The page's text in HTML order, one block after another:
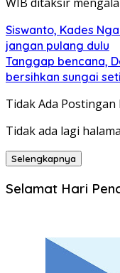
Siswanto, Kades
jangan pulang dulu
Tanggap bencana,
bersihkan sungai
Tidak Ada Postingan
Tidak ada lagi
Selengkapnya
Selamat Hari